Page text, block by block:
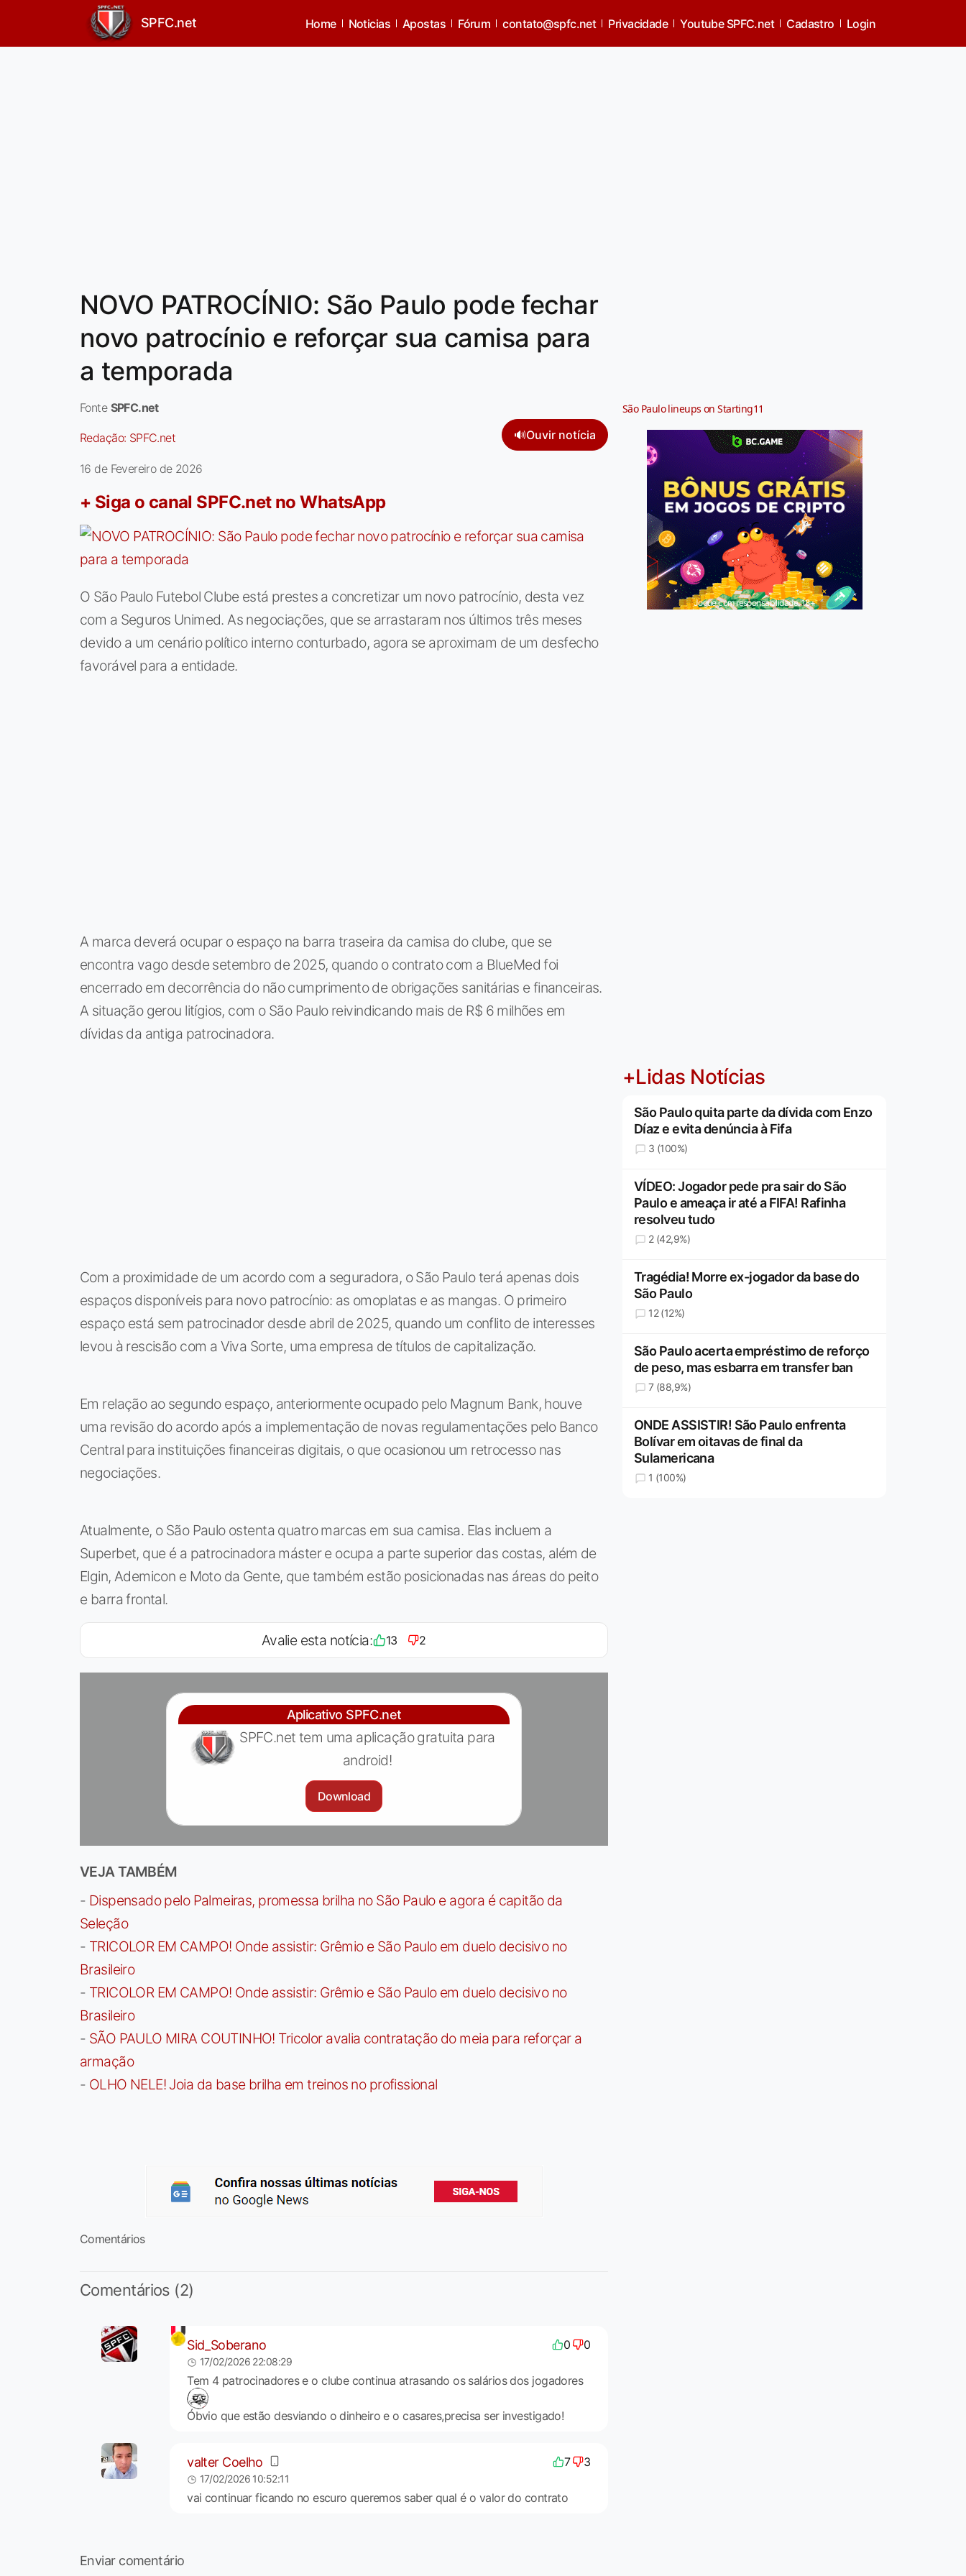
SPFC.net Home Noticias Apostas Fórum contato@spfc.net Privacidade Youtube SPFC.net Cadastro Login
NOVO PATROCÍNIO: São Paulo pode fechar
novo patrocínio e reforçar sua camisa para
a temporada
Fonte SPFC.net
Redação: SPFC.net 🔊Ouvir notícia
16 de Fevereiro de 2026
+ Siga o canal SPFC.net no WhatsApp
O São Paulo Futebol Clube está prestes a concretizar um novo patrocínio, desta vez
com a Seguros Unimed. As negociações, que se arrastaram nos últimos três meses
devido a um cenário político interno conturbado, agora se aproximam de um desfecho
favorável para a entidade.
A marca deverá ocupar o espaço na barra traseira da camisa do clube, que se
encontra vago desde setembro de 2025, quando o contrato com a BlueMed foi
encerrado em decorrência do não cumprimento de obrigações sanitárias e financeiras.
A situação gerou litígios, com o São Paulo reivindicando mais de R$ 6 milhões em
dívidas da antiga patrocinadora.
Com a proximidade de um acordo com a seguradora, o São Paulo terá apenas dois
espaços disponíveis para novo patrocínio: as omoplatas e as mangas. O primeiro
espaço está sem patrocinador desde abril de 2025, quando um conflito de interesses
levou à rescisão com a Viva Sorte, uma empresa de títulos de capitalização.
Em relação ao segundo espaço, anteriormente ocupado pelo Magnum Bank, houve
uma revisão do acordo após a implementação de novas regulamentações pelo Banco
Central para instituições financeiras digitais, o que ocasionou um retrocesso nas
negociações.
Atualmente, o São Paulo ostenta quatro marcas em sua camisa. Elas incluem a
Superbet, que é a patrocinadora máster e ocupa a parte superior das costas, além de
Elgin, Ademicon e Moto da Gente, que também estão posicionadas nas áreas do peito
e barra frontal.
Avalie esta notícia: 13 2
Aplicativo SPFC.net
SPFC.net tem uma aplicação gratuita para
android!
Download
VEJA TAMBÉM
- Dispensado pelo Palmeiras, promessa brilha no São Paulo e agora é capitão da
Seleção
- TRICOLOR EM CAMPO! Onde assistir: Grêmio e São Paulo em duelo decisivo no
Brasileiro
- TRICOLOR EM CAMPO! Onde assistir: Grêmio e São Paulo em duelo decisivo no
Brasileiro
- SÃO PAULO MIRA COUTINHO! Tricolor avalia contratação do meia para reforçar a
armação
- OLHO NELE! Joia da base brilha em treinos no profissional
Comentários
Comentários (2)
Sid_Soberano 0 0
17/02/2026 22:08:29
Tem 4 patrocinadores e o clube continua atrasando os salários dos jogadores
Óbvio que estão desviando o dinheiro e o casares,precisa ser investigado!
valter Coelho 7 3
17/02/2026 10:52:11
vai continuar ficando no escuro queremos saber qual é o valor do contrato
Enviar comentário
São Paulo lineups on Starting11
Jogue com responsabilidade. 18+
+Lidas Notícias
São Paulo quita parte da dívida com Enzo
Díaz e evita denúncia à Fifa
3 (100%)
VÍDEO: Jogador pede pra sair do São
Paulo e ameaça ir até a FIFA! Rafinha
resolveu tudo
2 (42,9%)
Tragédia! Morre ex-jogador da base do
São Paulo
12 (12%)
São Paulo acerta empréstimo de reforço
de peso, mas esbarra em transfer ban
7 (88,9%)
ONDE ASSISTIR! São Paulo enfrenta
Bolívar em oitavas de final da
Sulamericana
1 (100%)